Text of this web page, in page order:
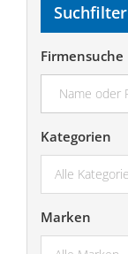
Suchfilter
Firmensuche
Kategorien
Marken